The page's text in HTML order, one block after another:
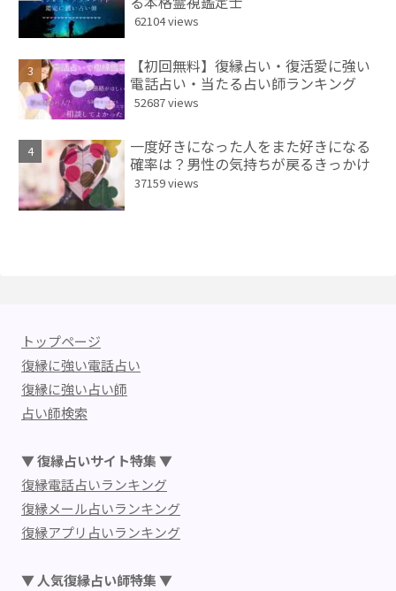
62104 views
【初回無料】復縁占い・復活愛に強い
電話占い・当たる占い師ランキング
52687 views
一度好きになった人をまた好きになる
確率は？男性の気持ちが戻るきっかけ
37159 views
トップページ
復縁に強い電話占い
復縁に強い占い師
占い師検索
▼ 復縁占いサイト特集 ▼
復縁電話占いランキング
復縁メール占いランキング
復縁アプリ占いランキング
▼ 人気復縁占い師特集 ▼